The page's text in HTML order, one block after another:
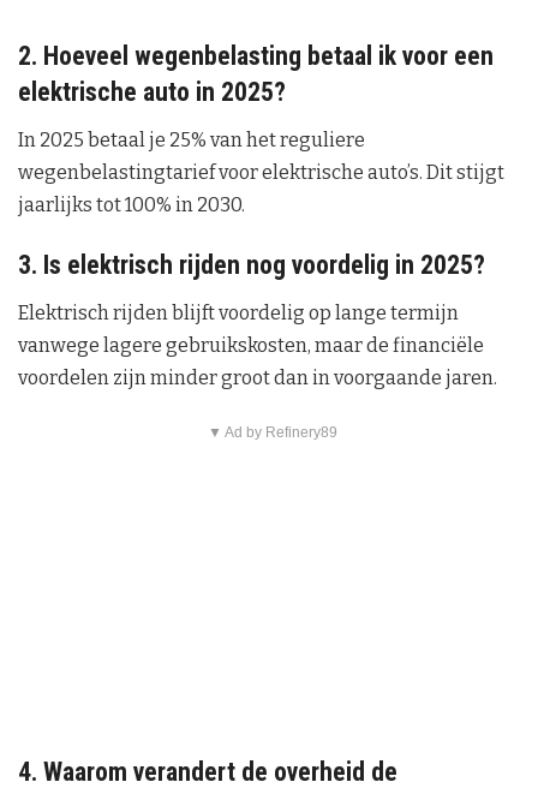
2. Hoeveel wegenbelasting betaal ik voor een
elektrische auto in 2025?
In 2025 betaal je 25% van het reguliere
wegenbelastingtarief voor elektrische auto’s. Dit stijgt
jaarlijks tot 100% in 2030.
3. Is elektrisch rijden nog voordelig in 2025?
Elektrisch rijden blijft voordelig op lange termijn
vanwege lagere gebruikskosten, maar de financiële
voordelen zijn minder groot dan in voorgaande jaren.
▼ Ad by Refinery89
4. Waarom verandert de overheid de